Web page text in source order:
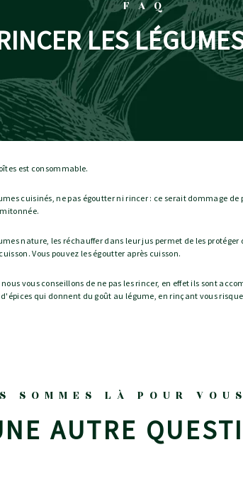
FAQ
LES
est consommable.
cuisinés, ne pas égoutter ni rincer : ce serait dommage de
nature, les réchauffer dans leur jus permet de les
Vous pouvez les égoutter après cuisson.
vous conseillons de ne pas les rincer, en effet ils sont
qui donnent du goût au légume, en rinçant vous
SOMMES LÀ POUR
AUTRE